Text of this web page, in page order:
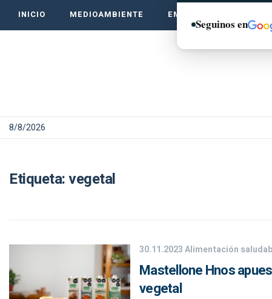
INICIO MEDIOAMBIENTE EMPRENDE VERDE
8/8/2026
Etiqueta:vegetal
30.11.2023Alimentación
Mastellone Hnos
vegetal
Seguinos en